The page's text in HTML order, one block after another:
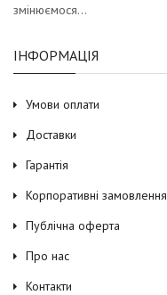
змінюємося…
ІНФОРМАЦІЯ
Умови оплати
Доставки
Гарантія
Корпоративні замовлення
Публічна оферта
Про нас
Контакти